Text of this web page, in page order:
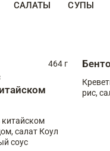
САЛАТЫ СУПЫ
464 г
салат Коул
соус
рис,